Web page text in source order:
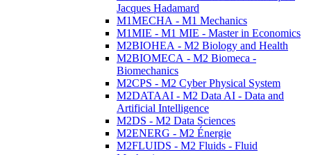
Jacques Hadamard
M1MECHA - M1 Mechanics
M1MIE - M1 MIE - Master in Economics
M2BIOHEA - M2 Biology and Health
M2BIOMECA - M2 Biomeca -
Biomechanics
M2CPS - M2 Cyber Physical System
M2DATAAI - M2 Data AI - Data and
Artificial Intelligence
M2DS - M2 Data Sciences
M2ENERG - M2 Énergie
M2FLUIDS - M2 Fluids - Fluid